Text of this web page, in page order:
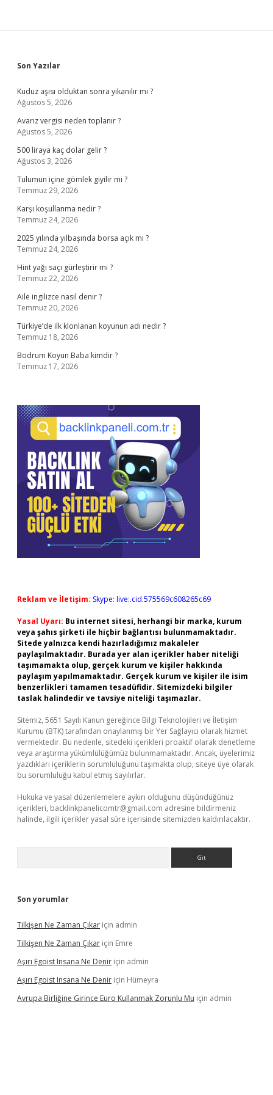
Sidebar
Son Yazılar
Kuduz aşısı olduktan sonra yıkanılır mı ?
Ağustos 5, 2026
Avarız vergisi neden toplanır ?
Ağustos 5, 2026
500 liraya kaç dolar gelir ?
Ağustos 3, 2026
Tulumun içine gömlek giyilir mi ?
Temmuz 29, 2026
Karşı koşullanma nedir ?
Temmuz 24, 2026
2025 yılında yılbaşında borsa açık mı ?
Temmuz 24, 2026
Hint yağı saçı gürleştirir mi ?
Temmuz 22, 2026
Aile ingilizce nasıl denir ?
Temmuz 20, 2026
Türkiye’de ilk klonlanan koyunun adı nedir ?
Temmuz 18, 2026
Bodrum Koyun Baba kimdir ?
Temmuz 17, 2026
Reklam ve İletişim: Skype: live:.cid.575569c608265c69
Yasal Uyarı: Bu internet sitesi, herhangi bir marka, kurum
veya şahıs şirketi ile hiçbir bağlantısı bulunmamaktadır.
Sitede yalnızca kendi hazırladığımız makaleler
paylaşılmaktadır. Burada yer alan içerikler haber niteliği
taşımamakta olup, gerçek kurum ve kişiler hakkında
paylaşım yapılmamaktadır. Gerçek kurum ve kişiler ile isim
benzerlikleri tamamen tesadüfidir. Sitemizdeki bilgiler
taslak halindedir ve tavsiye niteliği taşımazlar.
Sitemiz, 5651 Sayılı Kanun gereğince Bilgi Teknolojileri ve İletişim
Kurumu (BTK) tarafından onaylanmış bir Yer Sağlayıcı olarak hizmet
vermektedir. Bu nedenle, sitedeki içerikleri proaktif olarak denetleme
veya araştırma yükümlülüğümüz bulunmamaktadır. Ancak, üyelerimiz
yazdıkları içeriklerin sorumluluğunu taşımakta olup, siteye üye olarak
bu sorumluluğu kabul etmiş sayılırlar.
Hukuka ve yasal düzenlemelere aykırı olduğunu düşündüğünüz
içerikleri, backlinkpanelicomtr@gmail.com adresine bildirmeniz
halinde, ilgili içerikler yasal süre içerisinde sitemizden kaldırılacaktır.
Son yorumlar
Tilkişen Ne Zaman Çıkar için admin
Tilkişen Ne Zaman Çıkar için Emre
Aşırı Egoist Insana Ne Denir için admin
Aşırı Egoist Insana Ne Denir için Hümeyra
Avrupa Birliğine Girince Euro Kullanmak Zorunlu Mu için admin